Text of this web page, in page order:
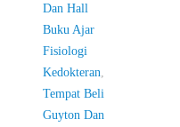
Dan Hall
Buku Ajar
Fisiologi
Kedokteran
Tempat Beli
Guyton Dan